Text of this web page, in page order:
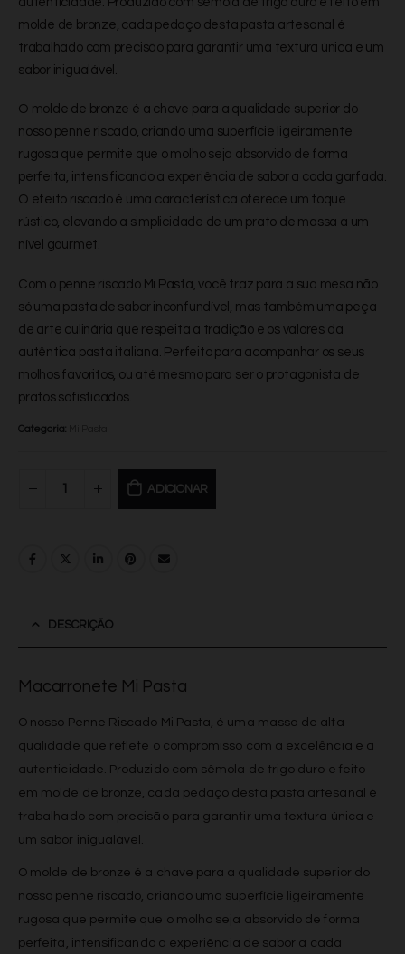
molde de bronze, cada pedaço desta pasta artesanal é
trabalhado com precisão para garantir uma textura única e um
sabor inigualável.
O molde de bronze é a chave para a qualidade superior do
nosso penne riscado, criando uma superfície ligeiramente
rugosa que permite que o molho seja absorvido de forma
perfeita, intensificando a experiência de sabor a cada garfada.
O efeito riscado é uma característica oferece um toque
rústico, elevando a simplicidade de um prato de massa a um
nível gourmet.
Com o penne riscado Mi Pasta, você traz para a sua mesa não
só uma pasta de sabor inconfundível, mas também uma peça
de arte culinária que respeita a tradição e os valores da
autêntica pasta italiana. Perfeito para acompanhar os seus
molhos favoritos, ou até mesmo para ser o protagonista de
pratos sofisticados.
Categoria:
ADICIONAR
DESCRIÇÃO
Macarronete Mi Pasta
O nosso Penne Riscado Mi Pasta, é uma massa de alta
qualidade que reflete o compromisso com a excelência e a
autenticidade. Produzido com sêmola de trigo duro e feito
em molde de bronze, cada pedaço desta pasta artesanal é
trabalhado com precisão para garantir uma textura única e
um sabor inigualável.
O molde de bronze é a chave para a qualidade superior do
nosso penne riscado, criando uma superfície ligeiramente
rugosa que permite que o molho seja absorvido de forma
perfeita, intensificando a experiência de sabor a cada